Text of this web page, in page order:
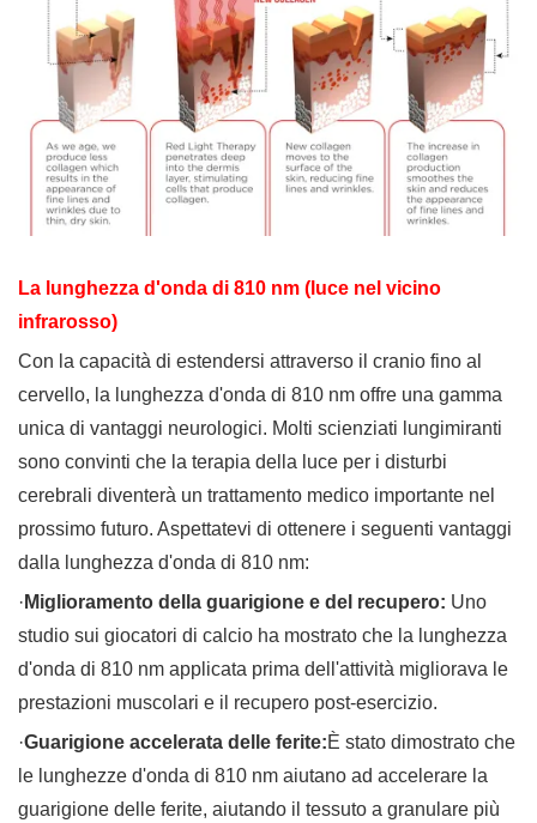
La lunghezza d'onda di 810 nm (luce nel vicino
infrarosso)
Con la capacità di estendersi attraverso il cranio fino al
cervello, la lunghezza d'onda di 810 nm offre una gamma
unica di vantaggi neurologici. Molti scienziati lungimiranti
sono convinti che la terapia della luce per i disturbi
cerebrali diventerà un trattamento medico importante nel
prossimo futuro. Aspettatevi di ottenere i seguenti vantaggi
dalla lunghezza d'onda di 810 nm:
· Miglioramento della guarigione e del recupero: Uno
studio sui giocatori di calcio ha mostrato che la lunghezza
d'onda di 810 nm applicata prima dell'attività migliorava le
prestazioni muscolari e il recupero post-esercizio.
·Guarigione accelerata delle ferite:È stato dimostrato che
le lunghezze d'onda di 810 nm aiutano ad accelerare la
guarigione delle ferite, aiutando il tessuto a granulare più